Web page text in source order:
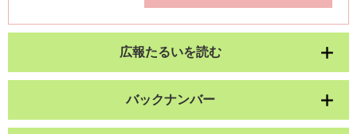
広報たるいを読む
バックナンバー